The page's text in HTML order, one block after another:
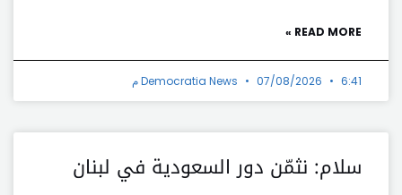
READ MORE »
Democratia News 07/08/2026 6:41 م
سلام: نثمّن دور السعودية في لبنان